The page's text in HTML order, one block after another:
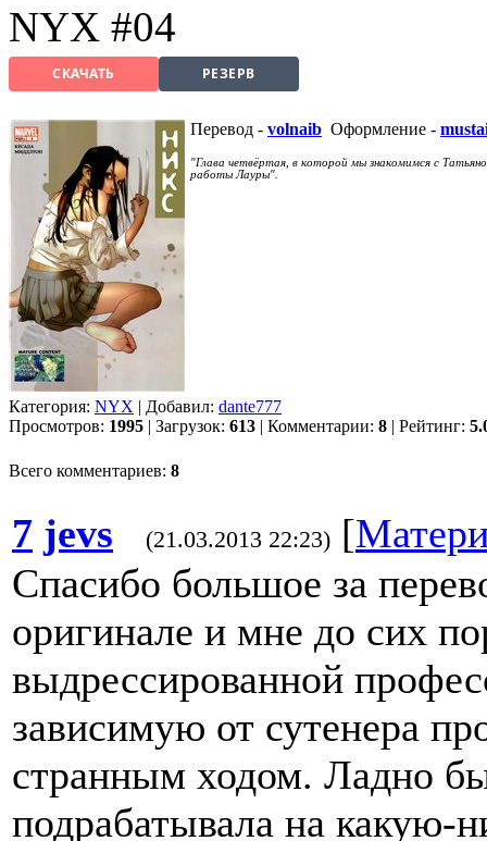
NYX #04
СКАЧАТЬ РЕЗЕРВ
Перевод - volnaib Оформление -
"Глава четвёртая, в которой мы знакомимся с
работы Лауры".
Категория: NYX | Добавил: dante777
Просмотров: 1995 | Загрузок: 613 | Комментарии: 8 | Рейтинг:
Всего комментариев: 8
7 jevs (21.03.2013 22:23) [
Спасибо большое за
оригинале и мне до сих
выдрессированной
зависимую от сутенера
странным ходом. Ладно
подрабатывала на